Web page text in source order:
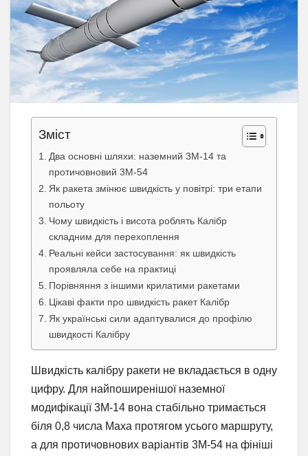
Зміст
Два основні шляхи: наземний 3М-14 та
протичовновий 3М-54
Як ракета змінює швидкість у повітрі: три етапи
польоту
Чому швидкість і висота роблять Калібр
складним для перехоплення
Реальні кейси застосування: як швидкість
проявляла себе на практиці
Порівняння з іншими крилатими ракетами
Цікаві факти про швидкість ракет Калібр
Як українські сили адаптувалися до профілю
швидкості Калібру
Швидкість калібру ракети не вкладається в одну
цифру. Для найпоширенішої наземної
модифікації 3М-14 вона стабільно тримається
біля 0,8 числа Маха протягом усього маршруту,
а для протичовнових варіантів 3М-54 на фініші